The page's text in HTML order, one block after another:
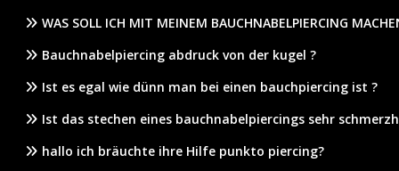
WAS SOLL ICH MIT MEINEM BAUCHNABELPIERCING
Bauchnabelpiercing abdruck von der kugel ?
Ist es egal wie dünn man bei einen bauchpiercing ist ?
Ist das stechen eines bauchnabelpiercings sehr
hallo ich bräuchte ihre Hilfe punkto piercing?